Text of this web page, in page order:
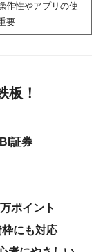
作性やアプリの使
要
板！
証券
ポイント
にも対応